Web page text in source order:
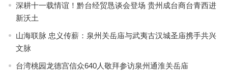
深耕十一载情谊！黔台经贸恳谈会登场 贵州成台商台青西进
新沃土
山海联脉 忠义传薪：泉州关岳庙与武夷古汉城圣庙携手共兴
文脉
台湾桃园龙德宫信众640人敬拜参访泉州通淮关岳庙